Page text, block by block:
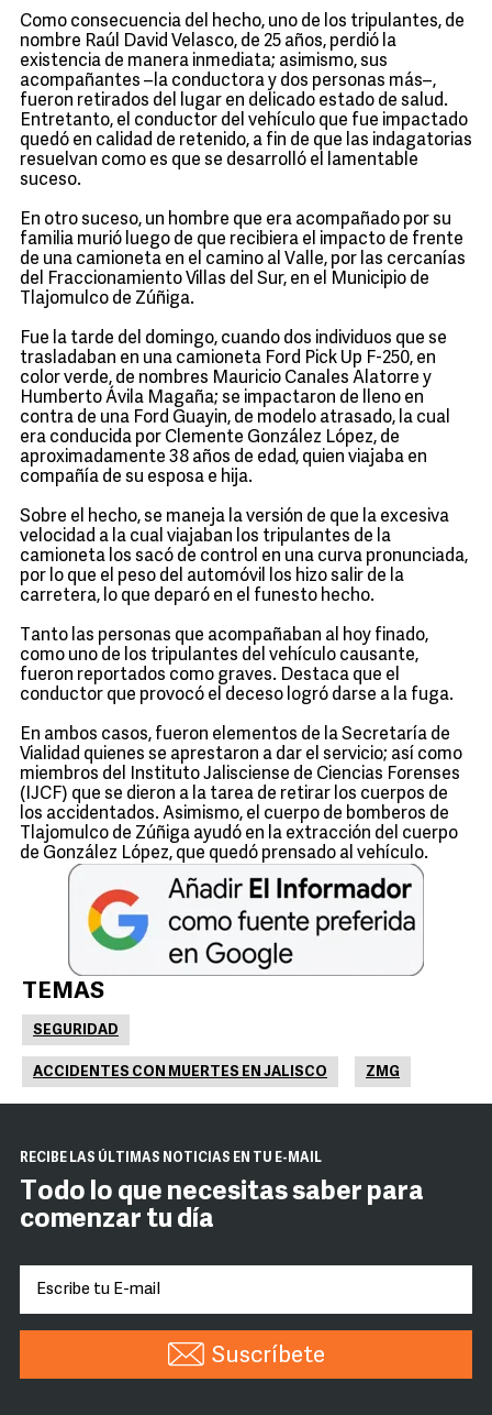
Como consecuencia del hecho, uno de los tripulantes, de
nombre Raúl David Velasco, de 25 años, perdió la
existencia de manera inmediata; asimismo, sus
acompañantes –la conductora y dos personas más–,
fueron retirados del lugar en delicado estado de salud.
Entretanto, el conductor del vehículo que fue impactado
quedó en calidad de retenido, a fin de que las indagatorias
resuelvan como es que se desarrolló el lamentable
suceso.
En otro suceso, un hombre que era acompañado por su
familia murió luego de que recibiera el impacto de frente
de una camioneta en el camino al Valle, por las cercanías
del Fraccionamiento Villas del Sur, en el Municipio de
Tlajomulco de Zúñiga.
Fue la tarde del domingo, cuando dos individuos que se
trasladaban en una camioneta Ford Pick Up F-250, en
color verde, de nombres Mauricio Canales Alatorre y
Humberto Ávila Magaña; se impactaron de lleno en
contra de una Ford Guayin, de modelo atrasado, la cual
era conducida por Clemente González López, de
aproximadamente 38 años de edad, quien viajaba en
compañía de su esposa e hija.
Sobre el hecho, se maneja la versión de que la excesiva
velocidad a la cual viajaban los tripulantes de la
camioneta los sacó de control en una curva pronunciada,
por lo que el peso del automóvil los hizo salir de la
carretera, lo que deparó en el funesto hecho.
Tanto las personas que acompañaban al hoy finado,
como uno de los tripulantes del vehículo causante,
fueron reportados como graves. Destaca que el
conductor que provocó el deceso logró darse a la fuga.
En ambos casos, fueron elementos de la Secretaría de
Vialidad quienes se aprestaron a dar el servicio; así como
miembros del Instituto Jalisciense de Ciencias Forenses
(IJCF) que se dieron a la tarea de retirar los cuerpos de
los accidentados. Asimismo, el cuerpo de bomberos de
Tlajomulco de Zúñiga ayudó en la extracción del cuerpo
de González López, que quedó prensado al vehículo.
TEMAS
SEGURIDAD
ACCIDENTES CON MUERTES EN JALISCO ZMG
RECIBE LAS ÚLTIMAS NOTICIAS EN TU E-MAIL
Todo lo que necesitas saber para
comenzar tu día
Suscríbete